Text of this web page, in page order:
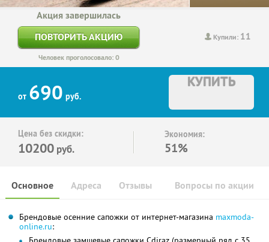
Купили: 11
Акция завершилась
ПОВТОРИТЬ АКЦИЮ
Человек проголосовало: 0
от 690 руб.
КУПИТЬ
Цена без скидки:
10200 руб.
Экономия:
51%
Основное Отзывы Вопросы по акции
Адреса
Брендовые осенние сапожки от интернет-магазина maxmoda-
online.ru: